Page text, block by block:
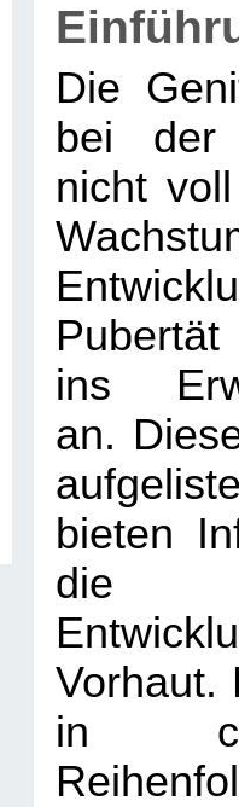
Die
bei der
nicht
ins
an.
bieten
die
Vorhaut.
in